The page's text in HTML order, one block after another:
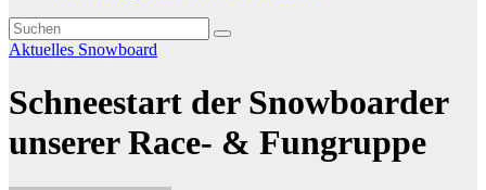
Aktuelles Snowboard
Schneestart der Snowboarder
unserer Race- & Fungruppe